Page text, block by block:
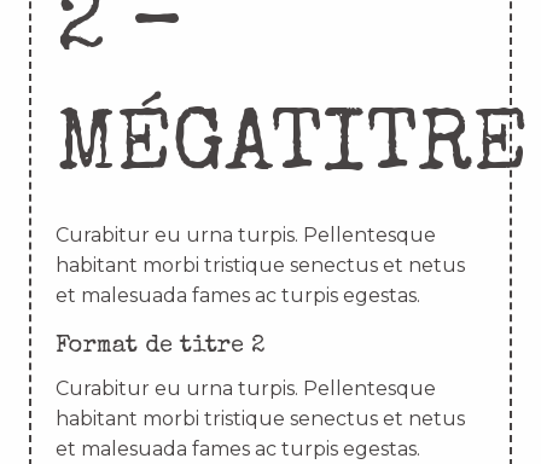
2 –
MÉGATITRE
Curabitur eu urna turpis. Pellentesque
habitant morbi tristique senectus et netus
et malesuada fames ac turpis egestas.
Format de titre 2
Curabitur eu urna turpis. Pellentesque
habitant morbi tristique senectus et netus
et malesuada fames ac turpis egestas.